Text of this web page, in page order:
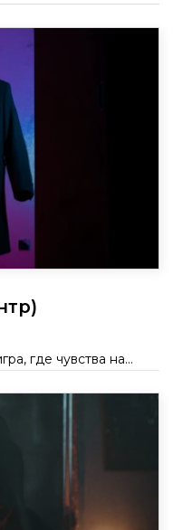
где чувства на...